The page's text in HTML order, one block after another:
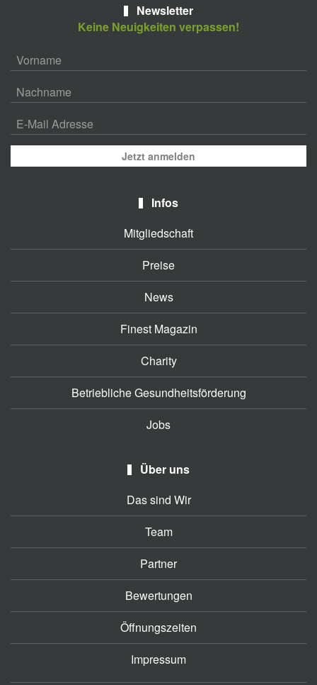
Newsletter
Keine Neuigkeiten verpassen!
Jetzt anmelden
Infos
Mitgliedschaft
Preise
News
Finest Magazin
Charity
Betriebliche Gesundheitsförderung
Jobs
Über uns
Das sind Wir
Team
Partner
Bewertungen
Öffnungszeiten
Impressum